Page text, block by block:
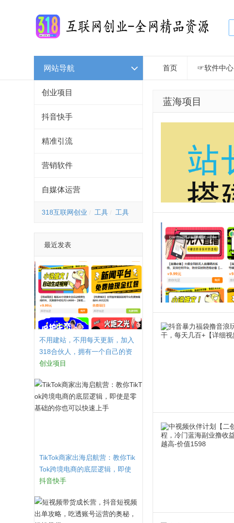
网站导航
创业项目
抖音快手
精准引流
营销软件
自媒体运营
318互联网创业 工具 工具
最近发表
不用建站，不用每天更新，加入
318合伙人，拥有一个自己的资
源站，卖课程，卖初级站长，创
创业项目
TikTok商家出海启航营：教你Tik
Tok跨境电商的底层逻辑，即使
是零基础的你也可以快速上手
抖音快手
首页 ☞软件中心
蓝海项目